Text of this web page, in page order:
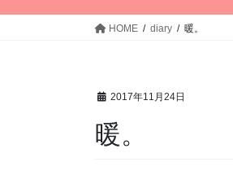
HOME diary 暖。
2017年11月24日
暖。